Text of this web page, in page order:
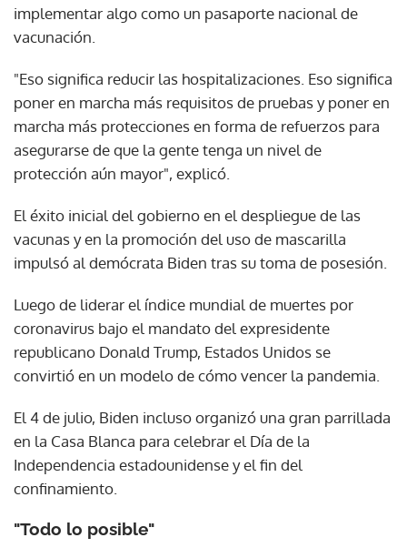
implementar algo como un pasaporte nacional de
vacunación.
"Eso significa reducir las hospitalizaciones. Eso significa
poner en marcha más requisitos de pruebas y poner en
marcha más protecciones en forma de refuerzos para
asegurarse de que la gente tenga un nivel de
protección aún mayor", explicó.
El éxito inicial del gobierno en el despliegue de las
vacunas y en la promoción del uso de mascarilla
impulsó al demócrata Biden tras su toma de posesión.
Luego de liderar el índice mundial de muertes por
coronavirus bajo el mandato del expresidente
republicano Donald Trump, Estados Unidos se
convirtió en un modelo de cómo vencer la pandemia.
El 4 de julio, Biden incluso organizó una gran parrillada
en la Casa Blanca para celebrar el Día de la
Independencia estadounidense y el fin del
confinamiento.
"Todo lo posible"